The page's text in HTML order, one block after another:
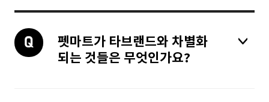
Q&A
/뉴스
펫마트가 타브랜드와 차별화
되는 것들은 무엇인가요?